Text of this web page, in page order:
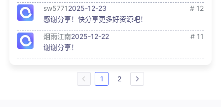
sw57712025-12-23
# 12
感谢分享！快分享更多好资源吧！
烟雨江南2025-12-22
# 11
谢谢分享！
1 2